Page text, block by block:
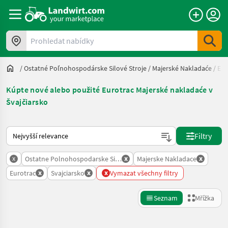
Prohledat nabídky
/Ostatné Poľnohospodárske Silové Stroje / Majerské Nakladaće /
Kúpte nové alebo použité Eurotrac Majerské nakladaće v
Švajčiarsko
Takto se řadí nabídky na Landwirt.com
Filtry
x Ostatne Polnohospodarske Silove Stroje
x Majerske Nakladace x
Eurotrac x Svajciarsko x x Vymazat všechny filtry
Seznam Mřížka